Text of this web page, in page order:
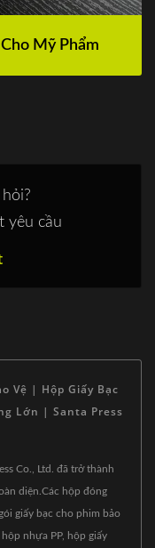
Mỹ Phẩm
yêu cầu
Vệ | Hộp Giấy Bạc
Lớn | Santa Press
Co., Ltd. đã trở thành
diện.Các hộp đóng
giấy bạc cho phim bảo
nhựa PP, hộp giấy